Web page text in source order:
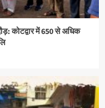
कोटद्वार में 650 से अधिक